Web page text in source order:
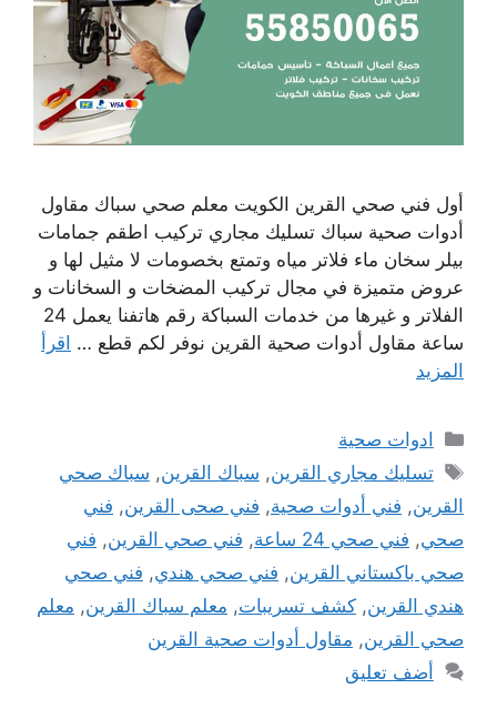
أول فني صحي القرين الكويت معلم صحي سباك مقاول
أدوات صحية سباك تسليك مجاري تركيب اطقم جمامات
بيلر سخان ماء فلاتر مياه وتمتع بخصومات لا مثيل لها و
عروض متميزة في مجال تركيب المضخات و السخانات و
الفلاتر و غيرها من خدمات السباكة رقم هاتفنا يعمل 24
ساعة مقاول أدوات صحية القرين نوفر لكم قطع … اقرأ
المزيد
التصنيفات
ادوات صحية
الوسوم
تسليك مجاري القرين, سباك القرين, سباك صحي
القرين, فني أدوات صحية, فني صحى القرين, فني
صحي, فني صحي 24 ساعة , فني صحي القرين, فني
صحي باكستاني القرين, فني صحي هندي, فني صحي
هندي القرين, كشف تسريبات, معلم سباك القرين, معلم
صحي القرين, مقاول أدوات صحية القرين
أضف تعليق